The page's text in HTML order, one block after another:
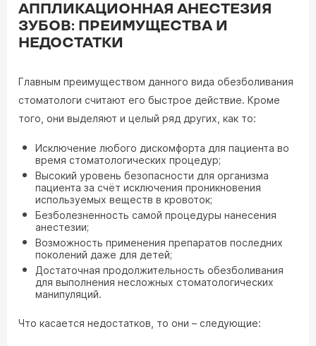
АППЛИКАЦИОННАЯ АНЕСТЕЗИЯ
ЗУБОВ: ПРЕИМУЩЕСТВА И
НЕДОСТАТКИ
Главным преимуществом данного вида обезболивания
стоматологи считают его быстрое действие. Кроме
того, они выделяют и целый ряд других, как то:
Исключение любого дискомфорта для пациента во
время стоматологических процедур;
Высокий уровень безопасности для организма
пациента за счёт исключения проникновения
используемых веществ в кровоток;
Безболезненность самой процедуры нанесения
анестезии;
Возможность применения препаратов последних
поколений даже для детей;
Достаточная продолжительность обезболивания
для выполнения несложных стоматологических
манипуляций.
Что касается недостатков, то они – следующие: